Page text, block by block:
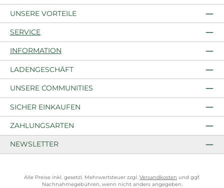
UNSERE VORTEILE
SERVICE
INFORMATION
LADENGESCHÄFT
UNSERE COMMUNITIES
SICHER EINKAUFEN
ZAHLUNGSARTEN
NEWSLETTER
Alle Preise inkl. gesetzl. Mehrwertsteuer zzgl. Versandkosten und ggf.
Nachnahmegebühren, wenn nicht anders angegeben.